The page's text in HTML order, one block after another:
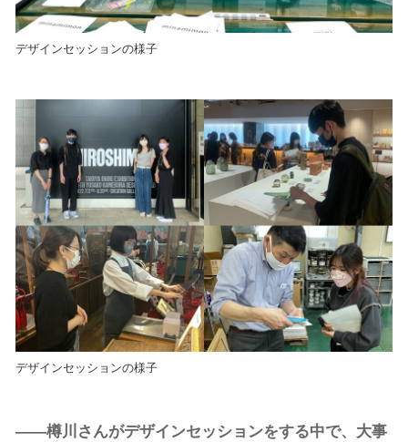
デザインセッションの様子
デザインセッションの様子
――樽川さんがデザインセッションをする中で、大事